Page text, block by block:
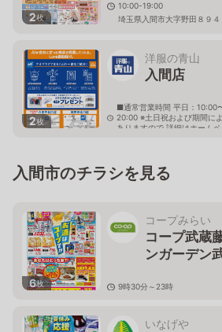
2枚
10:00-19:00
埼玉県入間市大字野田８９４
2枚
洋服の青山
入間店
■通常営業時間 平日：10:00
20:00 ※土日祝および期間に
ありますので 詳細はホーム
入間市のチラシを見る
6枚
コープみらい
コープ武蔵
ンガーデン
9時30分～23時
いなげや